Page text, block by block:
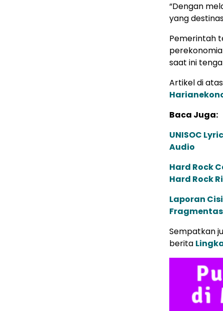
“Dengan
yang
Pemerintah
saat ini
Artikel di
Baca Juga:
UNISOC
Audio
Hard Rock
Hard Rock
Laporan
Sempatkan
berita